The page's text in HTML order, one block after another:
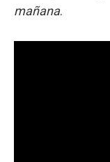
mañana.